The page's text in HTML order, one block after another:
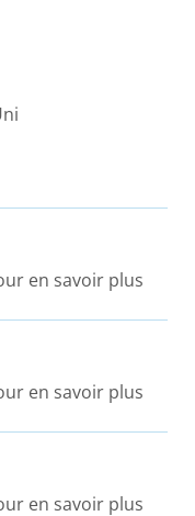
en savoir plus
en savoir plus
en savoir plus